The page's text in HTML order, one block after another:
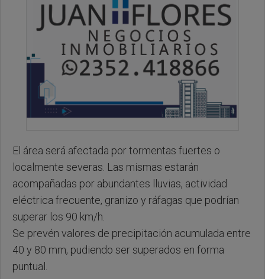
El área será afectada por tormentas fuertes o
localmente severas. Las mismas estarán
acompañadas por abundantes lluvias, actividad
eléctrica frecuente, granizo y ráfagas que podrían
superar los 90 km/h.
Se prevén valores de precipitación acumulada entre
40 y 80 mm, pudiendo ser superados en forma
puntual.